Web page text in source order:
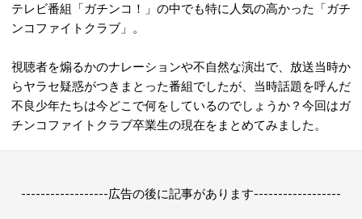
テレビ番組「ガチンコ！」の中でも特に人気の高かった「ガチ
ンコファイトクラブ」。
視聴者を煽るかのナレーションや不自然な演出で、放送当時か
らヤラセ疑惑がつきまとった番組でしたが、当時話題を呼んだ
不良少年たちは今どこで何をしているのでしょうか？今回はガ
チンコファイトクラブ卒業生の現在をまとめてみました。
------------------広告の後に記事があります------------------